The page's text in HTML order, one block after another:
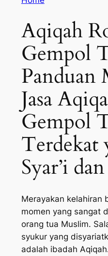
Aqiqah
Gempol
Jasa
Gempol
Terdekat
Syar’i
Merayakan kelahiran
momen yang sangat
orang tua Muslim.
syukur yang
adalah ibadah